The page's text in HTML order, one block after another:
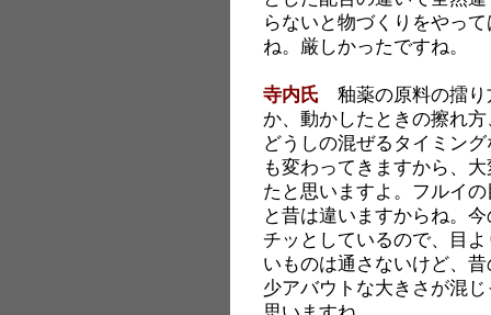
らないと物づくりをやっ
ね。厳しかったですね。
寺内氏 釉薬の原料の擂り
か、動かしたときの擦れ
どうしの混ぜるタイミン
も変わってきますから、
たと思いますよ。フルイ
と昔は違いますからね。
チッとしているので、目
いものは通さないけど、
少アバウトな大きさが混